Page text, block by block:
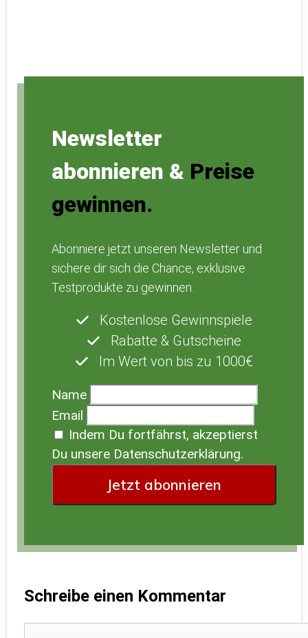
Newsletter
abonnieren & Preise
gewinnen.
Abonniere jetzt unseren Newsletter und
sichere dir sich die Chance, exklusive
Testprodukte zu gewinnen.
Kostenlose Gewinnspiele
Rabatte & Gutscheine
Im Wert von bis zu 1000€
Name
Email
Indem Du fortfährst, akzeptierst
Du unsere Datenschutzerklärung.
Schreibe einen Kommentar